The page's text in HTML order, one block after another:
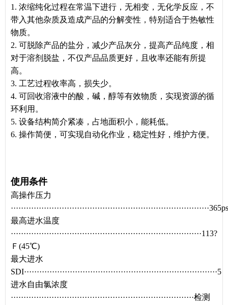
1. 浓缩纯化过程在常温下进行，无相变，无化学反应，不
带入其他杂质及造成产品的分解变性，特别适合于热敏性
物质。
2. 可脱除产品的盐分，减少产品灰分，提高产品纯度，相
对于溶剂脱盐，不仅产品品质更好，且收率还能有所提
高。
3. 工艺过程收率高，损失少。
4. 可回收溶液中的酸，碱，醇等有效物质，实现资源的循
环利用。
5. 设备结构简介紧凑，占地面积小，能耗低。
6. 操作简便，可实现自动化作业，稳定性好，维护方便。
使用条件
高操作压力
最高进水温度
···········································································113?
Ｆ(45℃)
最大进水
SDI············································································5
进水自由氯浓度
········································································检测